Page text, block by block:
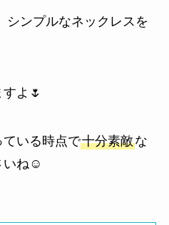
シンプルなネックレスを
よ🌷
いる時点で十分素敵な
いね☺️